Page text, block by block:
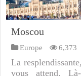
Moscou
Europe 6,373
La
vous attend.